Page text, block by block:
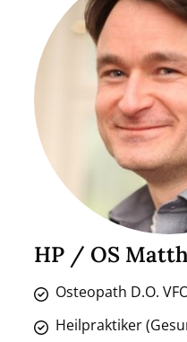
HP / OS
Osteopath D.O.
Heilpraktiker